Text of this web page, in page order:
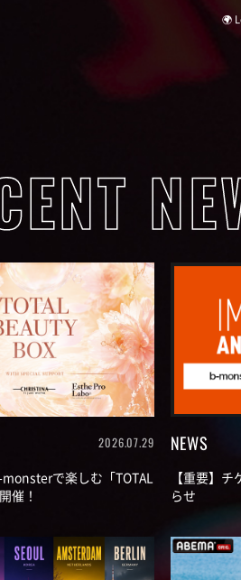
🌍
2026.07.29
で楽しむ「TOTAL
催！
NEWS
【重要】
らせ